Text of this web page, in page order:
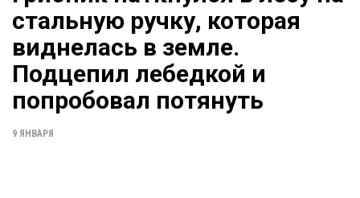
стальную ручку, которая
виднелась в земле.
Подцепил лебедкой и
попробовал потянуть
9 ЯНВАРЯ